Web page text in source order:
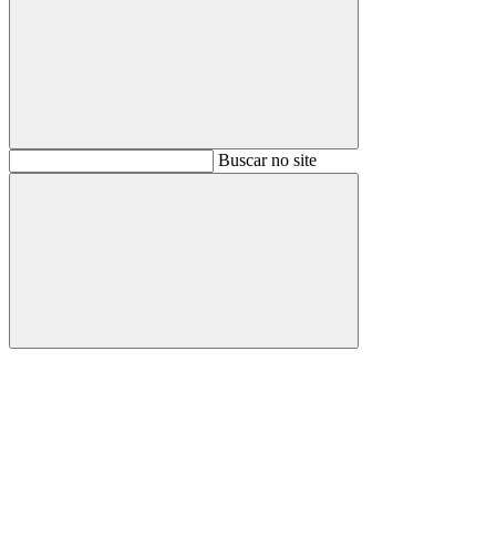
BuscarBuscar no site
Buscar